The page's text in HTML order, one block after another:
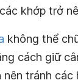
khớp trở
không thể
cách giữ
tránh